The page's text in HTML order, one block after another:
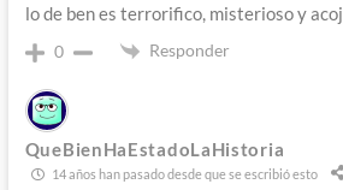
lo de ben es terrorifico, misterioso y
0 Responder
QueBienHaEstadoLaHistoria
14 años han pasado desde que se escribió esto